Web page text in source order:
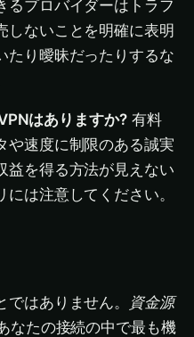
るプロバイダーはトラフ
しないことを明確に表明
たり曖昧だったりするな
はありますか?有料
や速度に制限のある誠実
益を得る方法が見えない
は注意してください。
はありません。
資金源
なたの接続の中で最も機